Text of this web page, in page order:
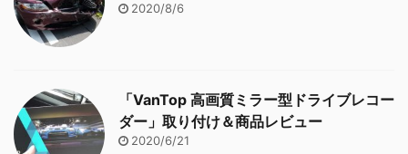
2020/8/6
「VanTop 高画質ミラー型ドライブレコー
ダー」取り付け＆商品レビュー
2020/6/21